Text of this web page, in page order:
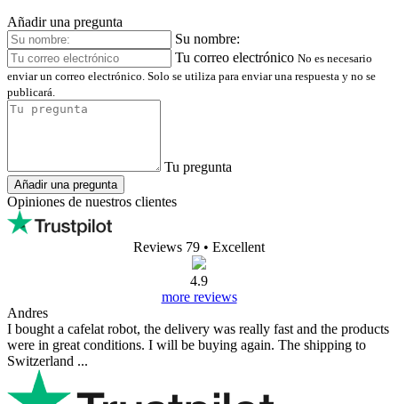
Añadir una pregunta
Su nombre:
Tu correo electrónico No es necesario
enviar un correo electrónico. Solo se utiliza para enviar una respuesta y no se
publicará.
Tu pregunta
Añadir una pregunta
Opiniones de nuestros clientes
Reviews 79 • Excellent
4.9
more reviews
Andres
I bought a cafelat robot, the delivery was really fast and the products
were in great conditions. I will be buying again. The shipping to
Switzerland ...